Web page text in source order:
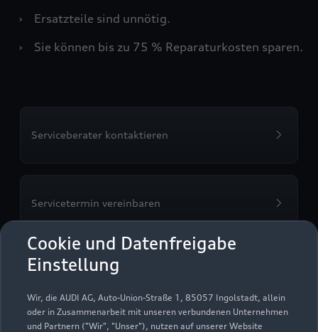
Cookie und Datenfreigabe
Einstellung
Wir, die AUDI AG, Auto-Union-Straße 1, 85057 Ingolstadt, allein
oder in Zusammenarbeit mit unseren verbundenen Unternehmen
und Partnern ("Wir", "Unser"), nutzen auf unserer Website
›
Ersatzteile sind unnötig.
›
Sie können bis zu 75 % Reparaturkosten sparen.
Serviceberater kontaktieren
Servicetermin vereinbaren
GmbH Bramsche